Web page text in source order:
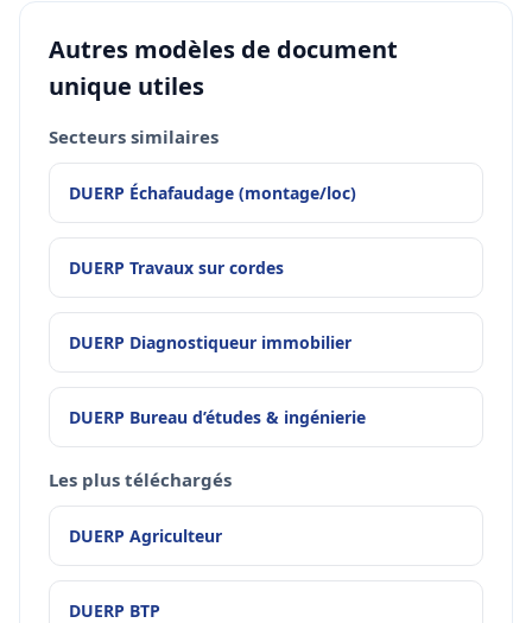
Autres modèles de document
unique utiles
Secteurs similaires
DUERP Échafaudage (montage/loc)
DUERP Travaux sur cordes
DUERP Diagnostiqueur immobilier
DUERP Bureau d’études & ingénierie
Les plus téléchargés
DUERP Agriculteur
DUERP BTP